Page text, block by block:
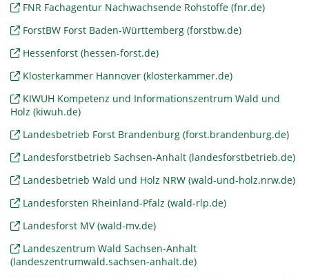
FNR Fachagentur Nachwachsende Rohstoffe (fnr.de)
ForstBW Forst Baden-Württemberg (forstbw.de)
Hessenforst (hessen-forst.de)
Klosterkammer Hannover (klosterkammer.de)
KIWUH Kompetenz und Informationszentrum Wald und
Holz (kiwuh.de)
Landesbetrieb Forst Brandenburg (forst.brandenburg.de)
Landesforstbetrieb Sachsen-Anhalt (landesforstbetrieb.de)
Landesbetrieb Wald und Holz NRW (wald-und-holz.nrw.de)
Landesforsten Rheinland-Pfalz (wald-rlp.de)
Landesforst MV (wald-mv.de)
Landeszentrum Wald Sachsen-Anhalt
(landeszentrumwald.sachsen-anhalt.de)